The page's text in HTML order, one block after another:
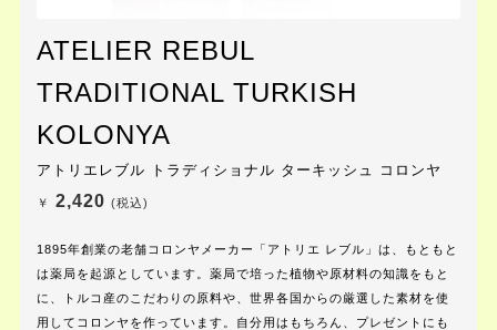
ATELIER REBUL
TRADITIONAL TURKISH
KOLONYA
アトリエレブル トラディショナル ターキッシュ コロンヤ
￥ 2,420 (税込)
1895年創業の老舗コロンヤメーカー「アトリエ レブル」は、もともと
は薬局を起源としています。薬局で培った植物や原材料の知識をもと
に、トルコ産のこだわりの原料や、世界各国からの厳選した素材を使
用してコロンヤを作っています。自分用はもちろん、プレゼントにも